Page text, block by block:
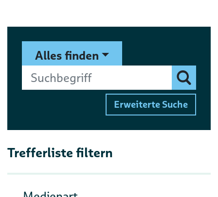
Suchformular
Alles finden
Suchbegriff
Finden
Erweiterte Suche
Trefferliste filtern